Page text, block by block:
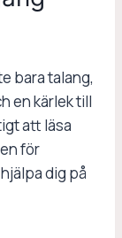
bara talang,
en kärlek till
att läsa
för
dig på